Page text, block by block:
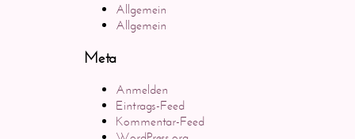
Allgemein
Allgemein
Meta
Anmelden
Eintrags-Feed
Kommentar-Feed